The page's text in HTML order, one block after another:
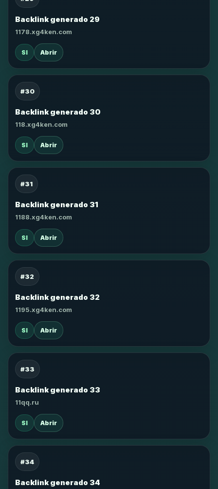
Backlink generado 29
1178.xg4ken.com
SI Abrir
#30
Backlink generado 30
118.xg4ken.com
SI Abrir
#31
Backlink generado 31
1188.xg4ken.com
SI Abrir
#32
Backlink generado 32
1195.xg4ken.com
SI Abrir
#33
Backlink generado 33
11qq.ru
SI Abrir
#34
Backlink generado 34